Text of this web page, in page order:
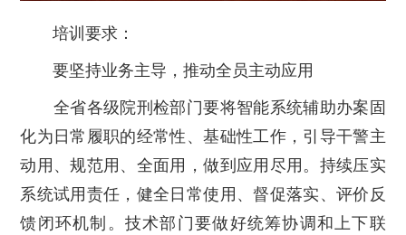
培训要求：
要坚持业务主导，推动全员主动应用
全省各级院刑检部门要将智能系统辅助办案固
化为日常履职的经常性、基础性工作，引导干警主
动用、规范用、全面用，做到应用尽用。持续压实
系统试用责任，健全日常使用、督促落实、评价反
馈闭环机制。技术部门要做好统筹协调和上下联